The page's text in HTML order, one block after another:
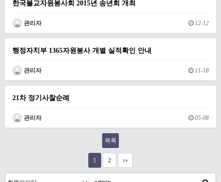
한국불교자원봉사회 2015년 송년회 개최
관리자 12-12
행정자치부 1365자원봉사 개별 실적확인 안내
관리자 11-18
21차 정기사찰순례
관리자 05-08
목록
1 2